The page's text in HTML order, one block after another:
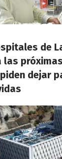
de
las
dejar